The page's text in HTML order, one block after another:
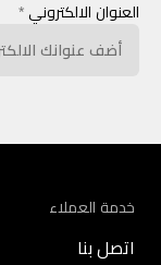
العنوان الالكتروني *
خدمة العملاء
اتصل بنا